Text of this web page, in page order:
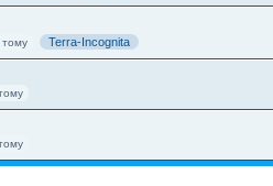
тому Terra-Incognita